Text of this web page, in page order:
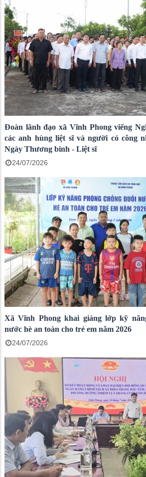
Đoàn lãnh đạo xã Vĩnh Phong viếng
các anh hùng liệt sĩ và người có công
Ngày Thương binh - Liệt sĩ
24/07/2026
Xã Vĩnh Phong khai giảng lớp kỹ
nước hè an toàn cho trẻ em năm 2026
24/07/2026